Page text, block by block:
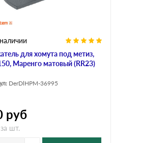
для хомута под метиз,
Маренго матовый (RR23)
DerDlHPM-36995
руб
шт.